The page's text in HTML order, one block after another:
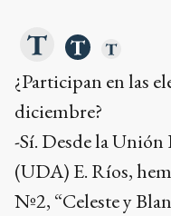
¿Participan en las
diciembre?
-Sí. Desde la
(UDA) E. Ríos,
Nº2, “Celeste y